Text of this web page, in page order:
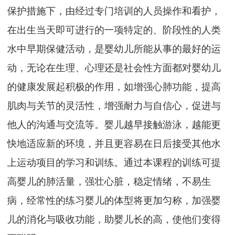
保护措施下，由经过专门培训的人员操作和看护，
在出生当天即可进行的一项特定的、阶段性的人类
水中早期保健活动，是婴幼儿所能从事的最好的运
动，无论在生理、心理还是社会性方面都对婴幼儿
的健康发展起积极的作用，如增强心肺功能，提高
肌肉与关节的灵活性，增强耐力与自信心，促进与
他人的沟通与交流等。婴儿越早接触游泳，越能更
快地适应新的环境，并且更容易在日后接受其他水
上运动项目的学习和训练。通过本课程的训练可提
高婴儿的肺活量，强壮心脏，稳定情绪，不易生
病，经常性的练习婴儿的体型将更加匀称，加强婴
儿的消化与吸收功能，助婴儿长的高，使他们变得